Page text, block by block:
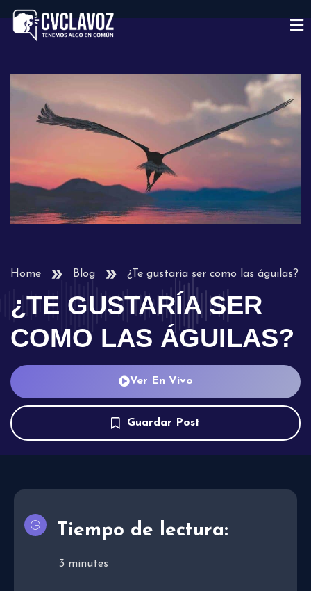
Home Blog ¿Te gustaría ser como las águilas?
¿TE GUSTARÍA SER
COMO LAS ÁGUILAS?
Ver En Vivo
Guardar Post
Tiempo de lectura:
3 minutes